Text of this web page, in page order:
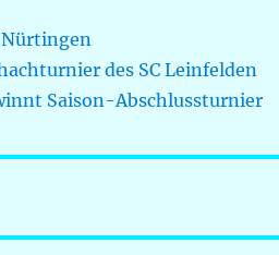
des SC Leinfelden
Saison-Abschlussturnier